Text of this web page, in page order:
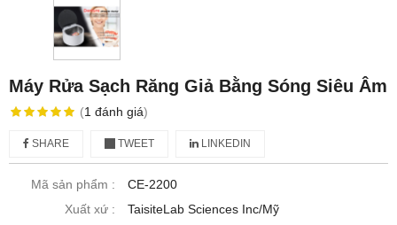
Máy Rửa Sạch Răng Giả Bằng Sóng Siêu Âm
(1 đánh giá)
SHARE TWEET LINKEDIN
Mã sản phẩm :
CE-2200
Xuất xứ :
TaisiteLab Sciences Inc/Mỹ